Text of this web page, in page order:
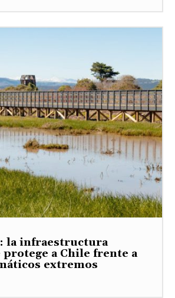
la infraestructura
a Chile frente a
extremos